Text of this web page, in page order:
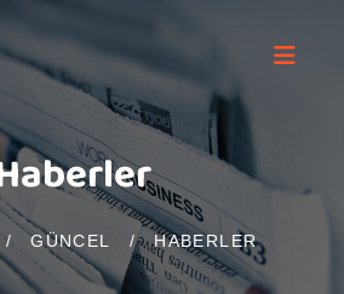
/ GÜNCEL / HABERLER